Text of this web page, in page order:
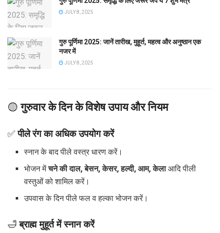
JULY 8, 2025
गुरु पूर्णिमा 2025: जानें तारीख, मुहूर्त, महत्व और अनुष्ठान एक
नजर में
JULY 8, 2025
🟡गुरुवार के दिन के विशेष उपाय और नियम
✅पीले रंग का अधिक उपयोग करें
स्नान के बाद पीले वस्त्र धारण करें।
भोजन मेंचने की दाल, बेसन, केसर, हल्दी, आम, केलाआदि पीली
वस्तुओं को शामिल करें।
उपवास के दिन पीले फल व हल्का भोजन करें।
🛁ब्राह्म मुहूर्त में स्नान करें